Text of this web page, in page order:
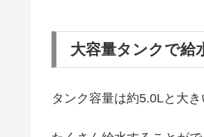
大容量タンクで給
タンク容量は約5.0Lと大き